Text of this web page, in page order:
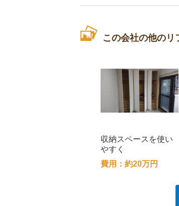
この会社の他のリ
収納スペースを使い
やすく
費用：約20万円